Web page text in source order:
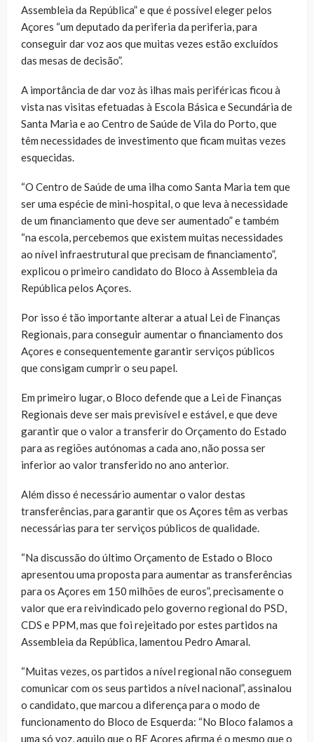
Assembleia da República” e que é possível eleger pelos
Açores “um deputado da periferia da periferia, para
conseguir dar voz aos que muitas vezes estão excluídos
das mesas de decisão”.
A importância de dar voz às ilhas mais periféricas ficou à
vista nas visitas efetuadas à Escola Básica e Secundária de
Santa Maria e ao Centro de Saúde de Vila do Porto, que
têm necessidades de investimento que ficam muitas vezes
esquecidas.
“O Centro de Saúde de uma ilha como Santa Maria tem que
ser uma espécie de mini-hospital, o que leva à necessidade
de um financiamento que deve ser aumentado” e também
“na escola, percebemos que existem muitas necessidades
ao nível infraestrutural que precisam de financiamento”,
explicou o primeiro candidato do Bloco à Assembleia da
República pelos Açores.
Por isso é tão importante alterar a atual Lei de Finanças
Regionais, para conseguir aumentar o financiamento dos
Açores e consequentemente garantir serviços públicos
que consigam cumprir o seu papel.
Em primeiro lugar, o Bloco defende que a Lei de Finanças
Regionais deve ser mais previsível e estável, e que deve
garantir que o valor a transferir do Orçamento do Estado
para as regiões autónomas a cada ano, não possa ser
inferior ao valor transferido no ano anterior.
Além disso é necessário aumentar o valor destas
transferências, para garantir que os Açores têm as verbas
necessárias para ter serviços públicos de qualidade.
“Na discussão do último Orçamento de Estado o Bloco
apresentou uma proposta para aumentar as transferências
para os Açores em 150 milhões de euros”, precisamente o
valor que era reivindicado pelo governo regional do PSD,
CDS e PPM, mas que foi rejeitado por estes partidos na
Assembleia da República, lamentou Pedro Amaral.
“Muitas vezes, os partidos a nível regional não conseguem
comunicar com os seus partidos a nível nacional”, assinalou
o candidato, que marcou a diferença para o modo de
funcionamento do Bloco de Esquerda: “No Bloco falamos a
uma só voz, aquilo que o BE Açores afirma é o mesmo que o